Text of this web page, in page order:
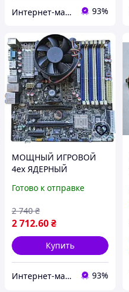
Интернет-магазин " Правильный Выбор " 93%
МОЩНЫЙ ИГРОВОЙ
4ех ЯДЕРНЫЙ
s1366 +INTEL CORE I7-
ПОТОКОВ по 2,66 GHZ )
Готово к отправке
2 712.60 ₴
2 740 ₴
Купить
Интернет-магазин " Правильный Выбор " 93%